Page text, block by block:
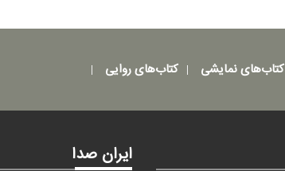
کتاب‌های نمایشی کتاب‌های روایی
ایران صدا